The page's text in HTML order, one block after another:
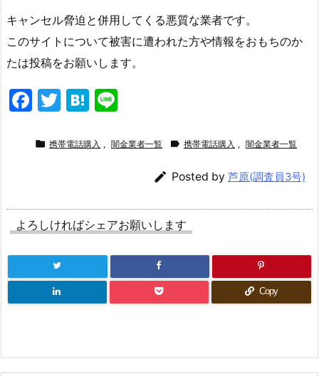
キャンセル脅迫と併用してくる悪質な業者です。
このサイトについて被害に遭われた方や情報をおもちのか
たは投稿をお願いします。
F
c
o
o
k
T
itt
H
e
e
 携帯電話購入 , 闇金業者一覧  携帯電話購入 , 闇金業者一覧
 Posted by 芦原(調査員3号)
よろしければシェアお願いします
Copy